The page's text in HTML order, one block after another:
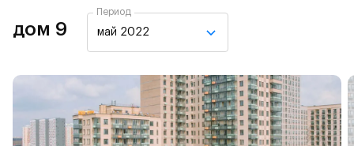
дом 9
Период
май 2022